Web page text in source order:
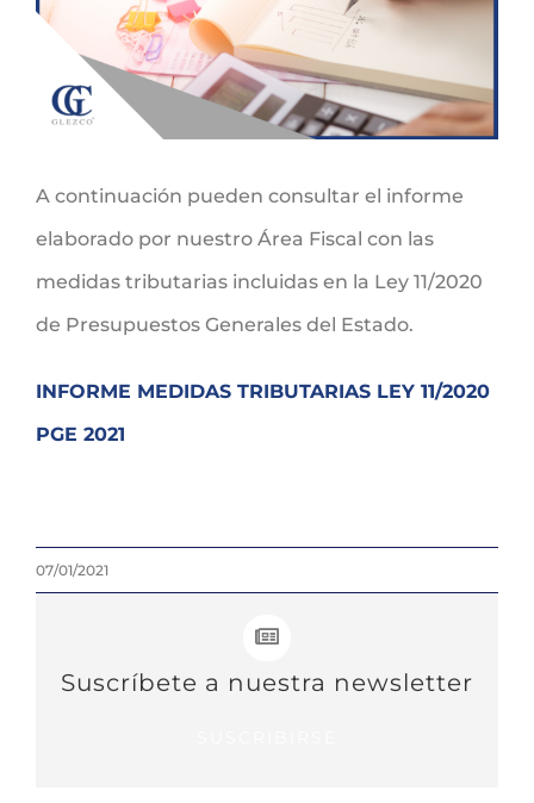
grande
A continuación pueden consultar el informe
elaborado por nuestro Área Fiscal con las
medidas tributarias incluidas en la Ley 11/2020
de Presupuestos Generales del Estado.
INFORME MEDIDAS TRIBUTARIAS LEY 11/2020
PGE 2021
07/01/2021
Suscríbete a nuestra newsletter